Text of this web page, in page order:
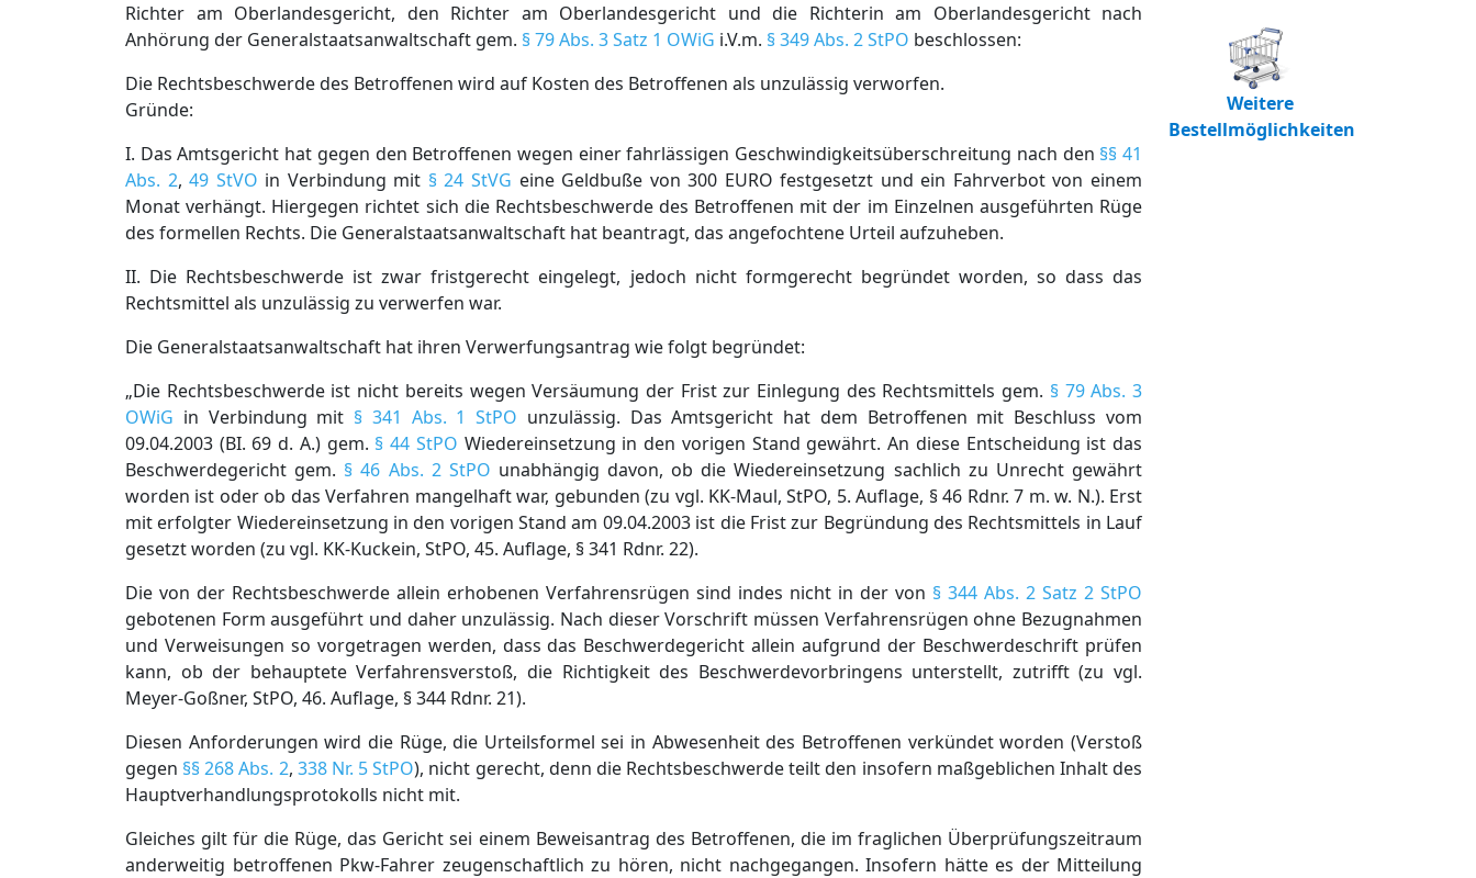
Richter am Oberlandesgericht, den Richter am Oberlandesgericht und die Richterin am Oberlandesgericht nach
Anhörung der Generalstaatsanwaltschaft gem. § 79 Abs. 3 Satz 1 OWiG i.V.m. § 349 Abs. 2 StPO beschlossen:
Die Rechtsbeschwerde des Betroffenen wird auf Kosten des Betroffenen als unzulässig verworfen.
Gründe:
I. Das Amtsgericht hat gegen den Betroffenen wegen einer fahrlässigen Geschwindigkeitsüberschreitung nach den §§ 41
Abs. 2,49 StVO in Verbindung mit § 24 StVG eine Geldbuße von 300 EURO festgesetzt und ein Fahrverbot von einem
Monat verhängt. Hiergegen richtet sich die Rechtsbeschwerde des Betroffenen mit der im Einzelnen ausgeführten Rüge
des formellen Rechts. Die Generalstaatsanwaltschaft hat beantragt, das angefochtene Urteil aufzuheben.
II. Die Rechtsbeschwerde ist zwar fristgerecht eingelegt, jedoch nicht formgerecht begründet worden, so dass das
Rechtsmittel als unzulässig zu verwerfen war.
Die Generalstaatsanwaltschaft hat ihren Verwerfungsantrag wie folgt begründet:
„Die Rechtsbeschwerde ist nicht bereits wegen Versäumung der Frist zur Einlegung des Rechtsmittels gem. § 79 Abs. 3
OWiG in Verbindung mit § 341 Abs. 1 StPO unzulässig. Das Amtsgericht hat dem Betroffenen mit Beschluss vom
09.04.2003 (BI. 69 d. A.) gem. § 44 StPO Wiedereinsetzung in den vorigen Stand gewährt. An diese Entscheidung ist das
Beschwerdegericht gem. § 46 Abs. 2 StPO unabhängig davon, ob die Wiedereinsetzung sachlich zu Unrecht gewährt
worden ist oder ob das Verfahren mangelhaft war, gebunden (zu vgl. KK-Maul, StPO, 5. Auflage, § 46 Rdnr. 7 m. w. N.). Erst
mit erfolgter Wiedereinsetzung in den vorigen Stand am 09.04.2003 ist die Frist zur Begründung des Rechtsmittels in Lauf
gesetzt worden (zu vgl. KK-Kuckein, StPO, 45. Auflage, § 341 Rdnr. 22).
Die von der Rechtsbeschwerde allein erhobenen Verfahrensrügen sind indes nicht in der von § 344 Abs. 2 Satz 2 StPO
gebotenen Form ausgeführt und daher unzulässig. Nach dieser Vorschrift müssen Verfahrensrügen ohne Bezugnahmen
und Verweisungen so vorgetragen werden, dass das Beschwerdegericht allein aufgrund der Beschwerdeschrift prüfen
kann, ob der behauptete Verfahrensverstoß, die Richtigkeit des Beschwerdevorbringens unterstellt, zutrifft (zu vgl.
Meyer-Goßner, StPO, 46. Auflage, § 344 Rdnr. 21).
Diesen Anforderungen wird die Rüge, die Urteilsformel sei in Abwesenheit des Betroffenen verkündet worden (Verstoß
gegen §§ 268 Abs. 2, 338 Nr. 5 StPO), nicht gerecht, denn die Rechtsbeschwerde teilt den insofern maßgeblichen Inhalt des
Hauptverhandlungsprotokolls nicht mit.
Gleiches gilt für die Rüge, das Gericht sei einem Beweisantrag des Betroffenen, die im fraglichen Überprüfungszeitraum
anderweitig betroffenen Pkw-Fahrer zeugenschaftlich zu hören, nicht nachgegangen. Insofern hätte es der Mitteilung
Weitere
Bestellmöglichkeiten